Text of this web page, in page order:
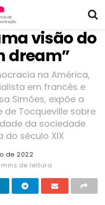
visão do
dream”
na América,
em francês e
Simões, expõe a
Tocqueville sobre
da sociedade
século XIX
de 2022
de leitura